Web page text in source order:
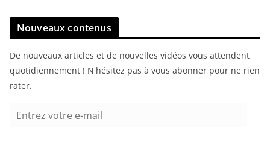
Nouveaux contenus
De nouveaux articles et de nouvelles vidéos vous attendent
quotidiennement ! N'hésitez pas à vous abonner pour ne rien
rater.